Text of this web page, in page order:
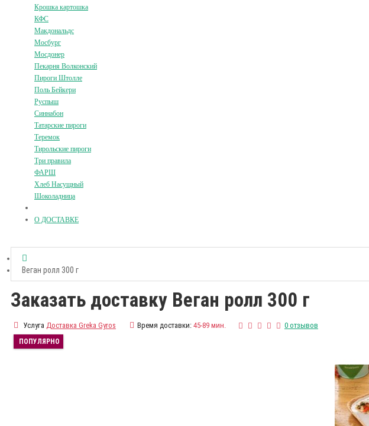
Крошка картошка
КФС
Макдональдс
Мосбург
Мосдонер
Пекарня Волконский
Пироги Штолле
Поль Бейкери
Руспыш
Синнабон
Татарские пироги
Теремок
Тирольские пироги
Три правила
ФАРШ
Хлеб Насущный
Шоколадница
О ДОСТАВКЕ
Веган ролл 300 г
Заказать доставку Веган ролл 300 г
Услуга Доставка Greka Gyros Время доставки: 45-89 мин. 0 отзывов
ПОПУЛЯРНО